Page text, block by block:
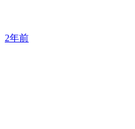
2年前